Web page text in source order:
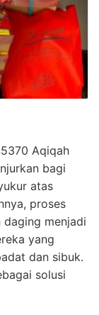
Aqiqah
bagi
atas
proses
daging menjadi
yang
dan sibuk.
solusi